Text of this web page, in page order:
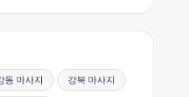
동 마사지 강북 마사지